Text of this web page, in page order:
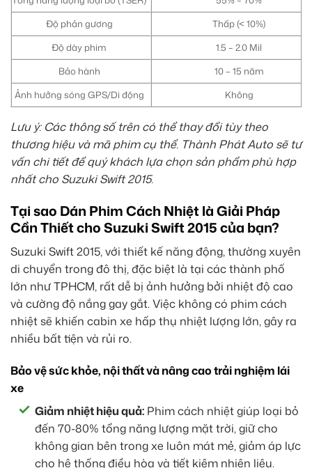
Độ phản gương
Thấp (< 10%)
Độ dày phim
1.5 – 2.0 Mil
Bảo hành
10 – 15 năm
Ảnh hưởng sóng GPS/Di động
Không
Lưu ý: Các thông số trên có thể thay đổi tùy theo
thương hiệu và mã phim cụ thể. Thành Phát Auto sẽ tư
vấn chi tiết để quý khách lựa chọn sản phẩm phù hợp
nhất cho Suzuki Swift 2015.
Tại sao Dán Phim Cách Nhiệt là Giải Pháp
Cần Thiết cho Suzuki Swift 2015 của bạn?
Suzuki Swift 2015, với thiết kế năng động, thường xuyên
di chuyển trong đô thị, đặc biệt là tại các thành phố
lớn như TPHCM, rất dễ bị ảnh hưởng bởi nhiệt độ cao
và cường độ nắng gay gắt. Việc không có phim cách
nhiệt sẽ khiến cabin xe hấp thụ nhiệt lượng lớn, gây ra
nhiều bất tiện và rủi ro.
Bảo vệ sức khỏe, nội thất và nâng cao trải nghiệm lái
xe
Giảm nhiệt hiệu quả: Phim cách nhiệt giúp loại bỏ
đến 70-80% tổng năng lượng mặt trời, giữ cho
không gian bên trong xe luôn mát mẻ, giảm áp lực
cho hệ thống điều hòa và tiết kiệm nhiên liệu.